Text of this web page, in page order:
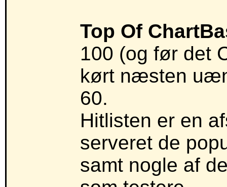
Top Of
100 (og før det
kørt næsten
60.
Hitlisten er en
serveret de
samt nogle af